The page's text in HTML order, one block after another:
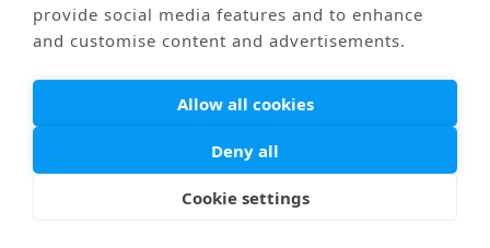
provide social media features and to enhance
and customise content and advertisements.
Allow all cookies
Deny all
Cookie settings